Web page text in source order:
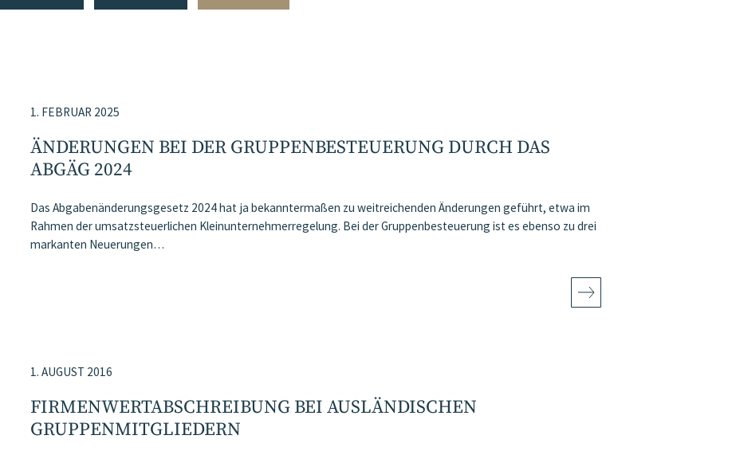
1. FEBRUAR 2025
ÄNDERUNGEN BEI DER GRUPPENBESTEUERUNG DURCH DAS
ABGÄG 2024
Das Abgabenänderungsgesetz 2024 hat ja bekanntermaßen zu weitreichenden Änderungen geführt, etwa im
Rahmen der umsatzsteuerlichen Kleinunternehmerregelung. Bei der Gruppenbesteuerung ist es ebenso zu drei
markanten Neuerungen…
1. AUGUST 2016
FIRMENWERTABSCHREIBUNG BEI AUSLÄNDISCHEN
GRUPPENMITGLIEDERN